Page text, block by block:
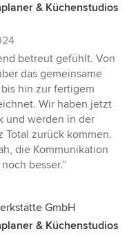
& Küchenstudios
betreut gefühlt. Von
das gemeinsame
hin zur fertigem
Wir haben jetzt
und werden in der
zurück kommen.
die Kommunikation
besser.”
GmbH
& Küchenstudios